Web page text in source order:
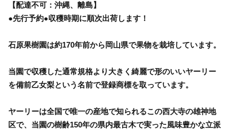
【配達不可：沖縄、離島】
●先行予約●収穫時期に順次出荷します！
石原果樹園は約170年前から岡山県で果物を栽培しています。
当園で収穫した通常規格より大きく綺麗で形のいいヤーリー
を備前乙女梨という名前で登録商標を取っています。
ヤーリーは全国で唯一の産地で知られるこの西大寺の雄神地
区で、当園の樹齢150年の県内最古木で実った風味豊かな立派